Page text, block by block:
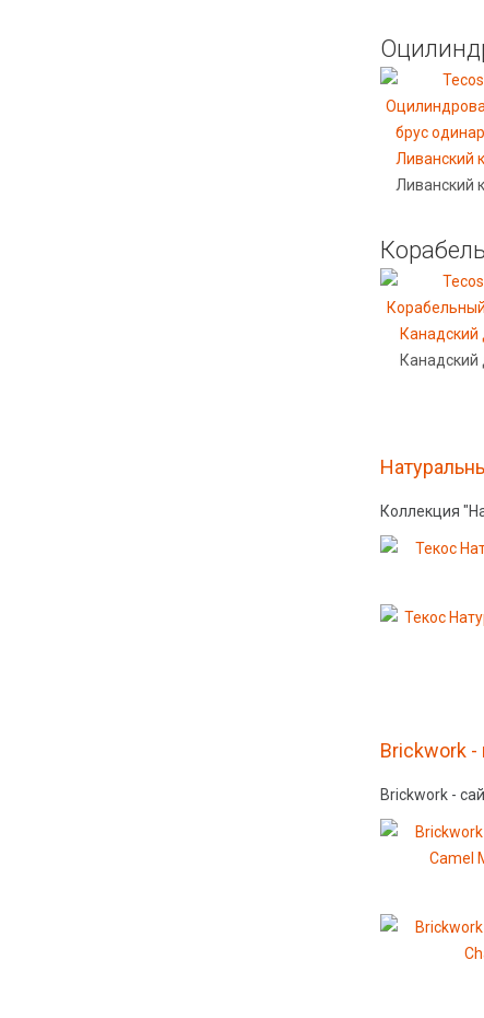
Ливанский
Канадский
Коллекция
Brickwork -
Brickwork -